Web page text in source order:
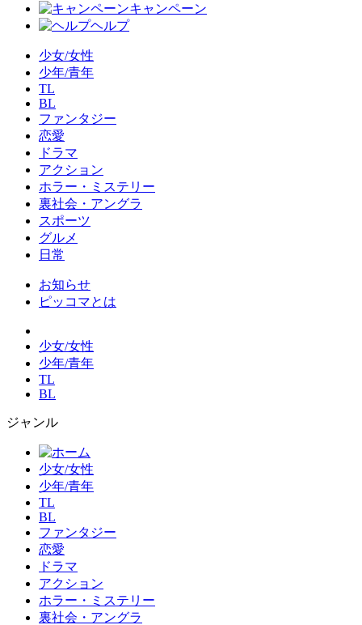
キャンペーン
ヘルプ
少女/女性
少年/青年
TL
BL
ファンタジー
恋愛
ドラマ
アクション
ホラー・ミステリー
裏社会・アングラ
スポーツ
グルメ
日常
お知らせ
ピッコマとは
少女/女性
少年/青年
TL
BL
ジャンル
少女/女性
少年/青年
TL
BL
ファンタジー
恋愛
ドラマ
アクション
ホラー・ミステリー
裏社会・アングラ